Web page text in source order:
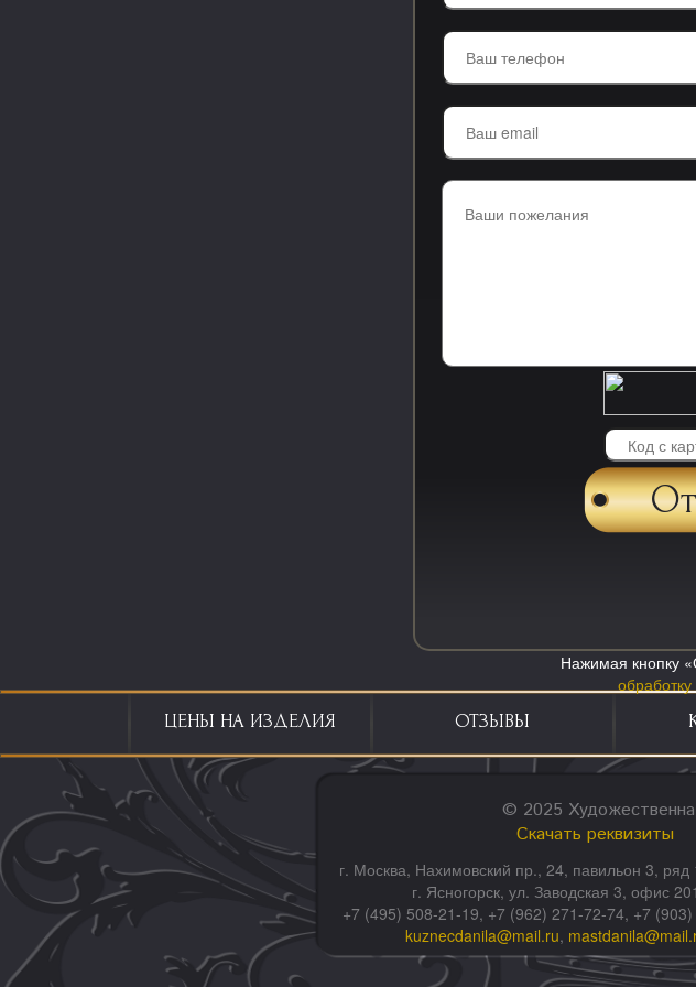
Нажимая кнопку
ЦЕНЫ НА ИЗДЕЛИЯ ОТЗЫВЫ
© 2025
Скачать реквизиты
г. Москва, Нахимовский пр., 24, павильон 3, ряд
г. Ясногорск, ул. Заводская 3, офис 201
+7 (495) 508-21-19, +7 (962) 271-72-74, +7
kuznecdanila@mail.ru,